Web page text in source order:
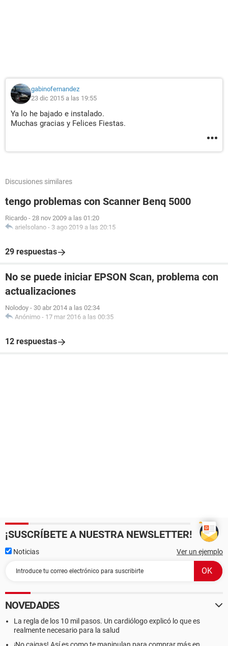
gabinofernandez
23 dic 2015 a las 19:55
Ya lo he bajado e instalado.
Muchas gracias y Felices Fiestas.
Discusiones similares
tengo problemas con Scanner Benq 5000
Ricardo - 28 nov 2009 a las 01:20
arielsolano - 3 ago 2019 a las 20:15
29 respuestas
No se puede iniciar EPSON Scan, problema con
actualizaciones
Nolodoy - 30 abr 2014 a las 02:34
Anónimo - 17 mar 2016 a las 00:35
12 respuestas
¡SUSCRÍBETE A NUESTRA NEWSLETTER!
Noticias Ver un ejemplo
NOVEDADES
La regla de los 10 mil pasos. Un cardiólogo explicó lo que es
realmente necesario para la salud